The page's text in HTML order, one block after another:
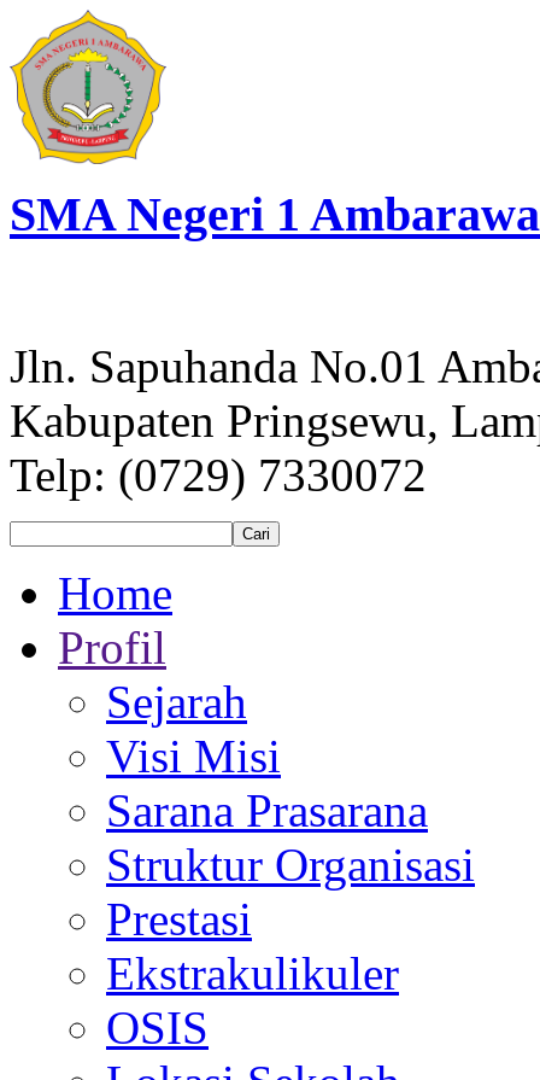
SMA Negeri 1 Ambarawa
Jln. Sapuhanda No.01
Kabupaten Pringsewu,
Telp: (0729) 7330072
Home
Profil
Sejarah
Visi Misi
Sarana Prasarana
Struktur Organisasi
Prestasi
Ekstrakulikuler
OSIS